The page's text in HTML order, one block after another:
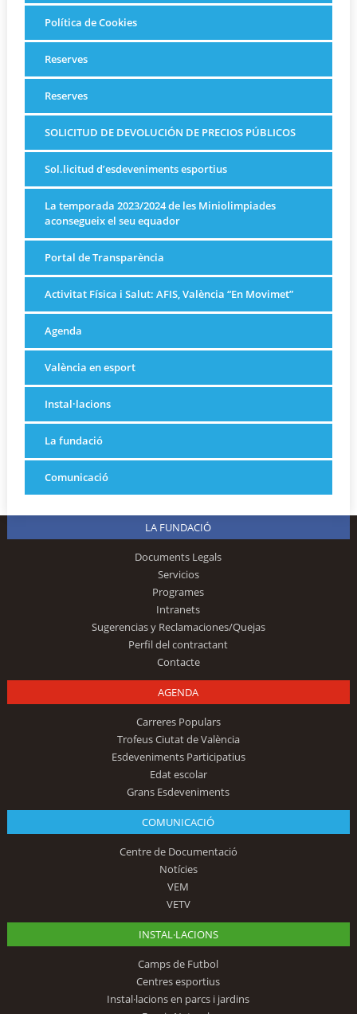
Política de Cookies
Reserves
Reserves
SOLICITUD DE DEVOLUCIÓN DE PRECIOS PÚBLICOS
Sol.licitud d’esdeveniments esportius
La temporada 2023/2024 de les Miniolimpiades
aconsegueix el seu equador
Portal de Transparència
Activitat Física i Salut: AFIS, València “En Movimet”
Agenda
València en esport
Instal·lacions
La fundació
Comunicació
LA FUNDACIÓ
Documents Legals
Servicios
Programes
Intranets
Sugerencias y Reclamaciones/Quejas
Perfil del contractant
Contacte
AGENDA
Carreres Populars
Trofeus Ciutat de València
Esdeveniments Participatius
Edat escolar
Grans Esdeveniments
COMUNICACIÓ
Centre de Documentació
Notícies
VEM
VETV
INSTAL·LACIONS
Camps de Futbol
Centres esportius
Instal·lacions en parcs i jardins